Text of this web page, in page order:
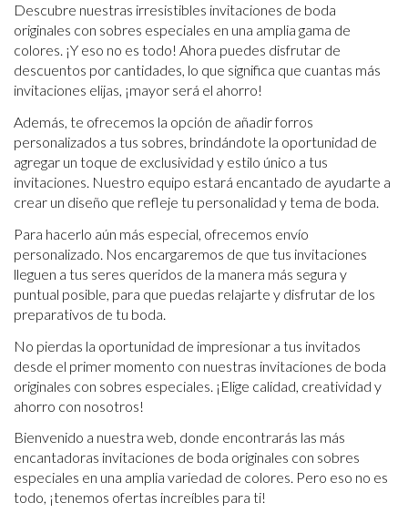
Descubre nuestras irresistibles invitaciones de boda
originales con sobres especiales en una amplia gama de
colores. ¡Y eso no es todo! Ahora puedes disfrutar de
descuentos por cantidades, lo que significa que cuantas más
invitaciones elijas, ¡mayor será el ahorro!
Además, te ofrecemos la opción de añadir forros
personalizados a tus sobres, brindándote la oportunidad de
agregar un toque de exclusividad y estilo único a tus
invitaciones. Nuestro equipo estará encantado de ayudarte a
crear un diseño que refleje tu personalidad y tema de boda.
Para hacerlo aún más especial, ofrecemos envío
personalizado. Nos encargaremos de que tus invitaciones
lleguen a tus seres queridos de la manera más segura y
puntual posible, para que puedas relajarte y disfrutar de los
preparativos de tu boda.
No pierdas la oportunidad de impresionar a tus invitados
desde el primer momento con nuestras invitaciones de boda
originales con sobres especiales. ¡Elige calidad, creatividad y
ahorro con nosotros!
Bienvenido a nuestra web, donde encontrarás las más
encantadoras invitaciones de boda originales con sobres
especiales en una amplia variedad de colores. Pero eso no es
todo, ¡tenemos ofertas increíbles para ti!